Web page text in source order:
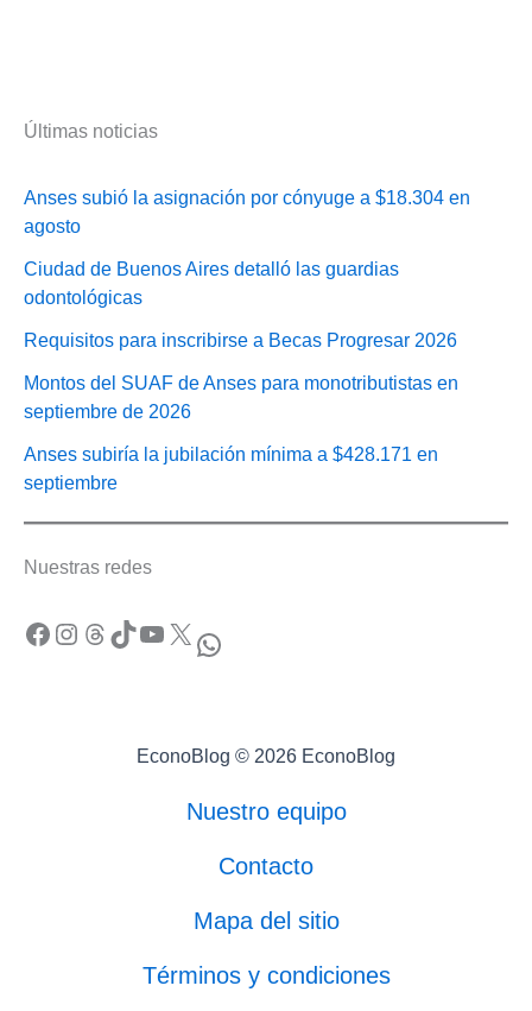
Últimas noticias
Anses subió la asignación por cónyuge a $18.304 en
agosto
Ciudad de Buenos Aires detalló las guardias
odontológicas
Requisitos para inscribirse a Becas Progresar 2026
Montos del SUAF de Anses para monotributistas en
septiembre de 2026
Anses subiría la jubilación mínima a $428.171 en
septiembre
Nuestras redes
Facebook Instagram Threads TikTok YouTube X WhatsApp
EconoBlog © 2026 EconoBlog
Nuestro equipo
Contacto
Mapa del sitio
Términos y condiciones